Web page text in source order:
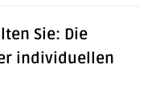
Sie: Die
individuellen